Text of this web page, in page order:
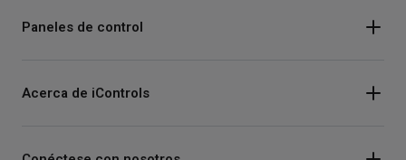
Paneles de control
Acerca de iControls